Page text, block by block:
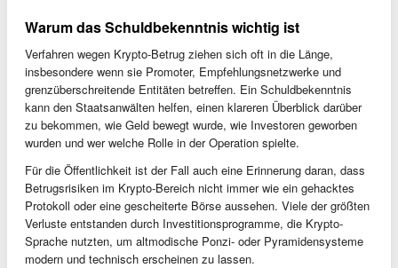
Warum das Schuldbekenntnis wichtig ist
Verfahren wegen Krypto-Betrug ziehen sich oft in die Länge,
insbesondere wenn sie Promoter, Empfehlungsnetzwerke und
grenzüberschreitende Entitäten betreffen. Ein Schuldbekenntnis
kann den Staatsanwälten helfen, einen klareren Überblick darüber
zu bekommen, wie Geld bewegt wurde, wie Investoren geworben
wurden und wer welche Rolle in der Operation spielte.
Für die Öffentlichkeit ist der Fall auch eine Erinnerung daran, dass
Betrugsrisiken im Krypto-Bereich nicht immer wie ein gehacktes
Protokoll oder eine gescheiterte Börse aussehen. Viele der größten
Verluste entstanden durch Investitionsprogramme, die Krypto-
Sprache nutzten, um altmodische Ponzi- oder Pyramidensysteme
modern und technisch erscheinen zu lassen.